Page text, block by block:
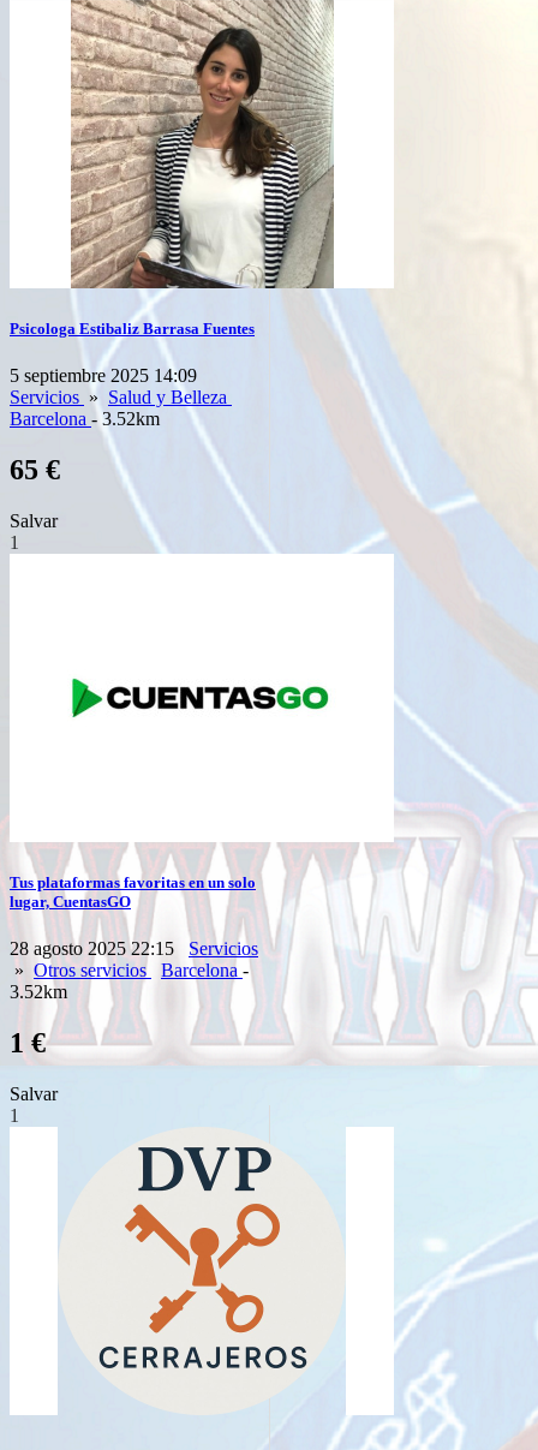
Psicologa Estibaliz Barrasa Fuentes
5 septiembre 2025 14:09
Servicios » Salud y Belleza
Barcelona - 3.52km
65 €
Salvar
1
Tus plataformas favoritas en un solo
lugar, CuentasGO
28 agosto 2025 22:15
Servicios
» Otros servicios Barcelona -
3.52km
1 €
Salvar
1